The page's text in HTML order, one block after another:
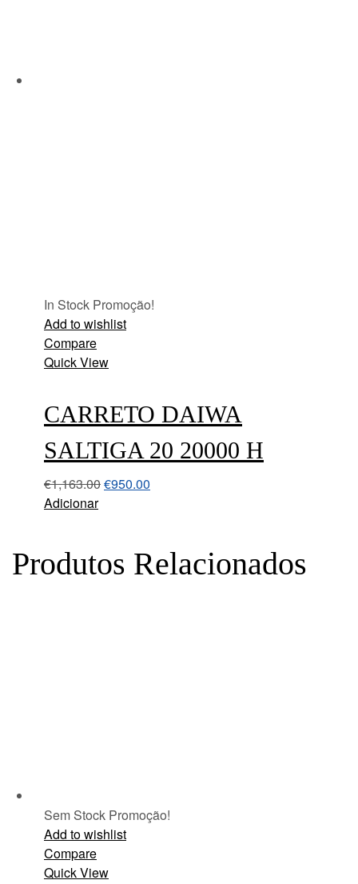
In Stock Promoção!
Add to wishlist
Compare
Quick View
CARRETO DAIWA
SALTIGA 20 20000 H
€1,163.00€950.00
Adicionar
Produtos Relacionados
Sem Stock Promoção!
Add to wishlist
Compare
Quick View